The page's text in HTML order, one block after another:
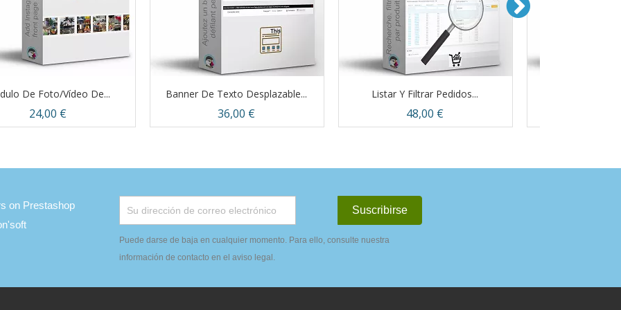
De Foto/vídeo De...
Precio
24,00 €
Banner De Texto Desplazable...
Precio
36,00 €
Listar Y Filtrar Pedidos...
Precio
48,00 €
on Prestashop
Puede darse de baja en cualquier momento. Para ello, consulte nuestra
información de contacto en el aviso legal.